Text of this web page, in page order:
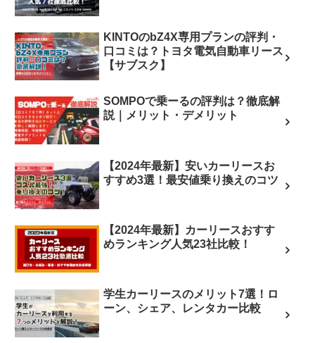
KINTOのbZ4X専用プランの評判・
口コミは？トヨタ電気自動車リース
【サブスク】
SOMPOで乗ーるの評判は？徹底解
説｜メリット・デメリット
【2024年最新】安いカーリースお
すすめ3選！最安値乗り換えのコツ
【2024年最新】カーリースおすす
めランキング人気23社比較！
学生カーリースのメリット7選！ロ
ーン、シェア、レンタカー比較